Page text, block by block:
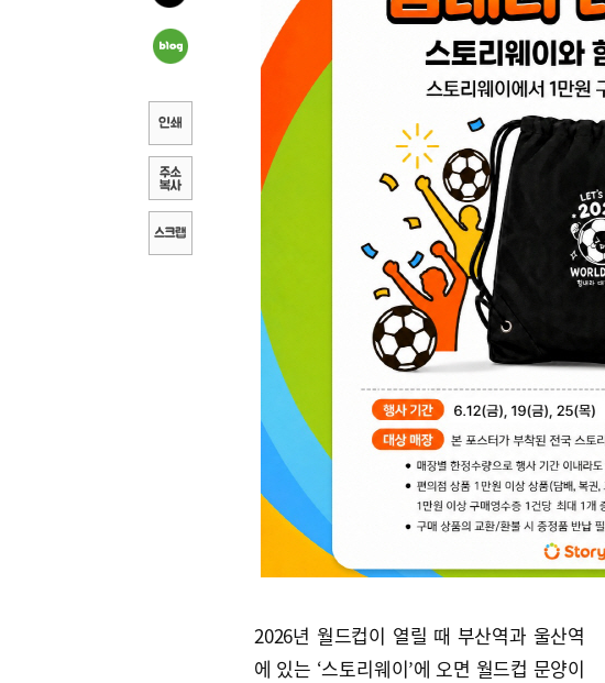
2026년 월드컵이 열릴 때 부산역과 울산역
에 있는 ‘스토리웨이’에 오면 월드컵 문양이